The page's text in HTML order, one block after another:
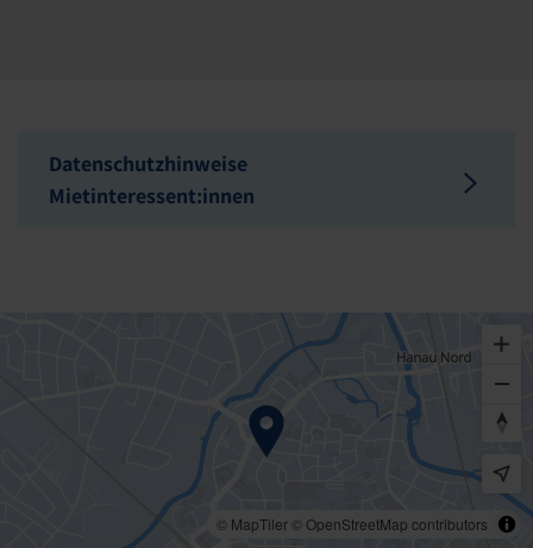
Datenschutzhinweise
Mietinteressent:innen
© MapTiler© OpenStreetMap contributors